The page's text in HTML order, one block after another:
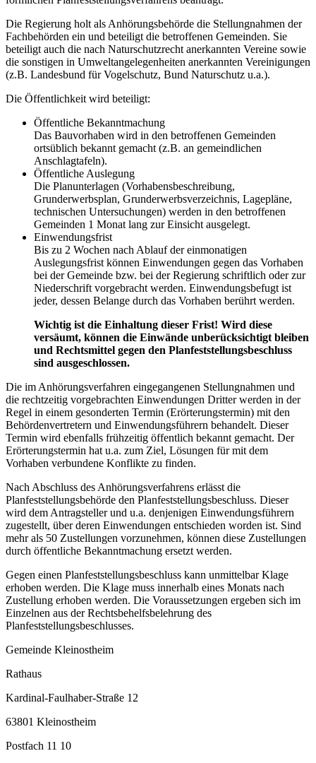
Die Regierung holt als Anhörungsbehörde die Stellungnahmen der
Fachbehörden ein und beteiligt die betroffenen Gemeinden. Sie
beteiligt auch die nach Natur­schutz­recht anerkannten Vereine sowie
die sonstigen in Umweltangelegenheiten anerkannten Vereinigungen
(z.B. Landesbund für Vogelschutz, Bund Naturschutz u.a.).
Die Öffentlichkeit wird beteiligt:
Öffentliche Bekanntmachung
Das Bauvorhaben wird in den betroffenen Gemeinden
ortsüblich bekannt gemacht (z.B. an gemeindlichen
Anschlagtafeln).
Öffentliche Auslegung
Die Planunterlagen (Vorhabensbeschreibung,
Grunderwerbsplan, Grunderwerbsverzeichnis, Lagepläne,
technischen Untersuchungen) werden in den betroffenen
Gemeinden 1 Monat lang zur Einsicht ausgelegt.
Einwendungsfrist
Bis zu 2 Wochen nach Ablauf der einmonatigen
Auslegungsfrist können Einwendungen gegen das Vorhaben
bei der Gemeinde bzw. bei der Regierung schriftlich oder zur
Niederschrift vorgebracht werden. Einwendungsbefugt ist
jeder, dessen Belange durch das Vorhaben berührt werden.
Wichtig ist die Einhaltung dieser Frist! Wird diese
versäumt, können die Einwände unberücksichtigt bleiben
und Rechtsmittel gegen den Planfeststellungsbeschluss
sind ausgeschlossen.
Die im Anhörungsverfahren eingegangenen Stellungnahmen und
die rechtzeitig vorgebrachten Einwendungen Dritter werden in der
Regel in einem gesonderten Termin (Erörterungstermin) mit den
Behördenvertretern und Einwendungsführern behandelt. Dieser
Termin wird ebenfalls frühzeitig öffentlich bekannt gemacht. Der
Erörterungstermin hat u.a. zum Ziel, Lösungen für mit dem
Vorhaben verbundene Konflikte zu finden.
Nach Abschluss des Anhörungsverfahrens erlässt die
Planfeststellungsbehörde den Planfeststellungsbeschluss. Dieser
wird dem Antragsteller und u.a. denjenigen Einwendungsführern
zugestellt, über deren Einwendungen entschieden worden ist. Sind
mehr als 50 Zustellungen vorzunehmen, können diese Zustellungen
durch öffentliche Bekanntmachung ersetzt werden.
Gegen einen Planfeststellungsbeschluss kann unmittelbar Klage
erhoben werden. Die Klage muss innerhalb eines Monats nach
Zustellung erhoben werden. Die Voraussetzungen ergeben sich im
Einzelnen aus der Rechtsbehelfsbelehrung des
Planfeststellungsbeschlusses.
Gemeinde Kleinostheim
Rathaus
Kardinal-Faulhaber-Straße 12
63801 Kleinostheim
Postfach 11 10